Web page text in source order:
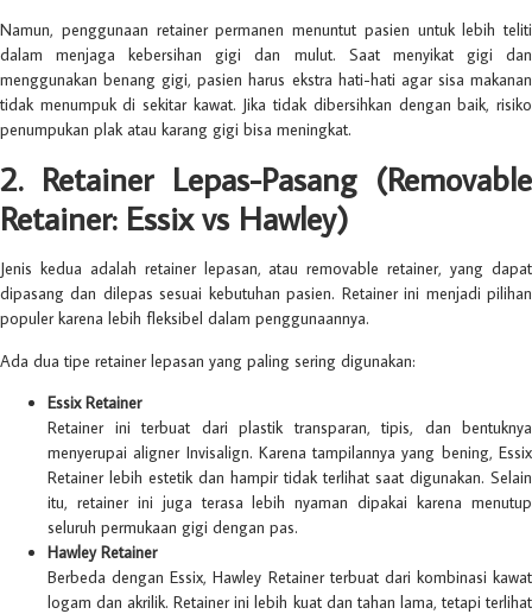
Namun, penggunaan retainer permanen menuntut pasien untuk lebih teliti
dalam menjaga kebersihan gigi dan mulut. Saat menyikat gigi dan
menggunakan benang gigi, pasien harus ekstra hati-hati agar sisa makanan
tidak menumpuk di sekitar kawat. Jika tidak dibersihkan dengan baik, risiko
penumpukan plak atau karang gigi bisa meningkat.
2. Retainer Lepas-Pasang (Removable
Retainer: Essix vs Hawley)
Jenis kedua adalah retainer lepasan, atau removable retainer, yang dapat
dipasang dan dilepas sesuai kebutuhan pasien. Retainer ini menjadi pilihan
populer karena lebih fleksibel dalam penggunaannya.
Ada dua tipe retainer lepasan yang paling sering digunakan:
Essix Retainer
Retainer ini terbuat dari plastik transparan, tipis, dan bentuknya
menyerupai aligner Invisalign. Karena tampilannya yang bening, Essix
Retainer lebih estetik dan hampir tidak terlihat saat digunakan. Selain
itu, retainer ini juga terasa lebih nyaman dipakai karena menutup
seluruh permukaan gigi dengan pas.
Hawley Retainer
Berbeda dengan Essix, Hawley Retainer terbuat dari kombinasi kawat
logam dan akrilik. Retainer ini lebih kuat dan tahan lama, tetapi terlihat